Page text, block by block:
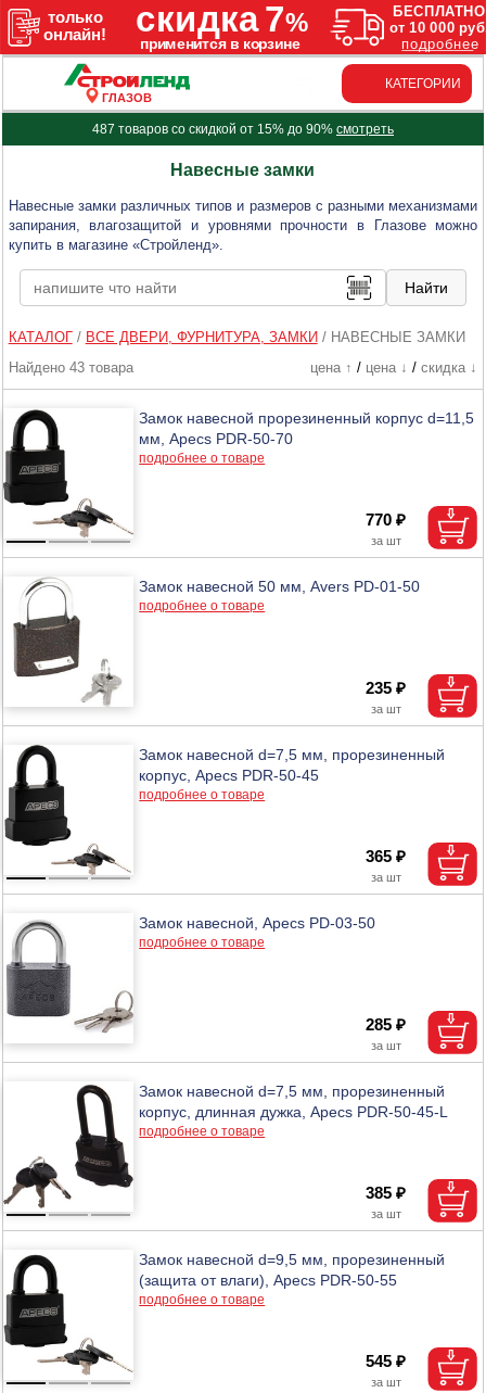
ГЛАЗОВ
КАТЕГОРИИ
487 товаров со скидкой от 15% до 90% смотреть
Навесные замки
Навесные замки различных типов и размеров с разными механизмами
запирания, влагозащитой и уровнями прочности в Глазове можно
купить в магазине «Стройленд».
КАТАЛОГ/ ВСЕ ДВЕРИ, ФУРНИТУРА, ЗАМКИ / НАВЕСНЫЕ ЗАМКИ
Найдено 43 товара
цена ↑ / цена ↓ / скидка ↓
Замок навесной прорезиненный корпус d=11,5
мм, Apecs PDR-50-70
подробнее о товаре
770 ₽
Замок навесной 50 мм, Avers PD-01-50
подробнее о товаре
235 ₽
Замок навесной d=7,5 мм, прорезиненный
корпус, Apecs PDR-50-45
подробнее о товаре
365 ₽
Замок навесной, Apecs PD-03-50
подробнее о товаре
285 ₽
Замок навесной d=7,5 мм, прорезиненный
корпус, длинная дужка, Apecs PDR-50-45-L
подробнее о товаре
385 ₽
Замок навесной d=9,5 мм, прорезиненный
(защита от влаги), Apecs PDR-50-55
подробнее о товаре
545 ₽